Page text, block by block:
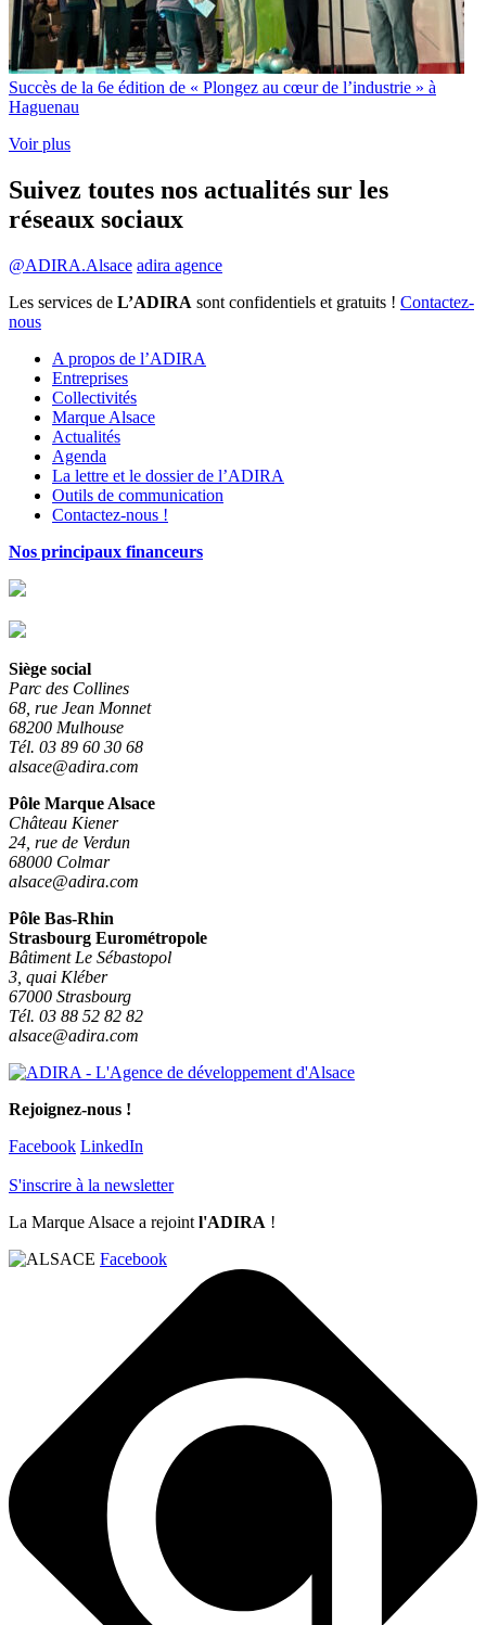
Succès de la 6e édition de « Plongez au cœur de l’industrie » à
Haguenau
Voir plus
Suivez toutes nos actualités sur les
réseaux sociaux
@ADIRA.Alsace adira agence
Les services de L’ADIRA sont confidentiels et gratuits ! Contactez-
nous
A propos de l’ADIRA
Entreprises
Collectivités
Marque Alsace
Actualités
Agenda
La lettre et le dossier de l’ADIRA
Outils de communication
Contactez-nous !
Nos principaux financeurs
Siège social
Parc des Collines
68, rue Jean Monnet
68200 Mulhouse
Tél. 03 89 60 30 68
alsace@adira.com
Pôle Marque Alsace
Château Kiener
24, rue de Verdun
68000 Colmar
alsace@adira.com
Pôle Bas-Rhin
Strasbourg Eurométropole
Bâtiment Le Sébastopol
3, quai Kléber
67000 Strasbourg
Tél. 03 88 52 82 82
alsace@adira.com
Rejoignez-nous !
Facebook LinkedIn
S'inscrire à la newsletter
La Marque Alsace a rejoint l'ADIRA !
Facebook